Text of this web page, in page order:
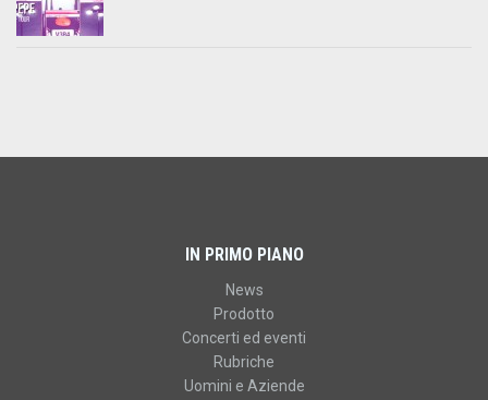
IN PRIMO PIANO
News
Prodotto
Concerti ed eventi
Rubriche
Uomini e Aziende